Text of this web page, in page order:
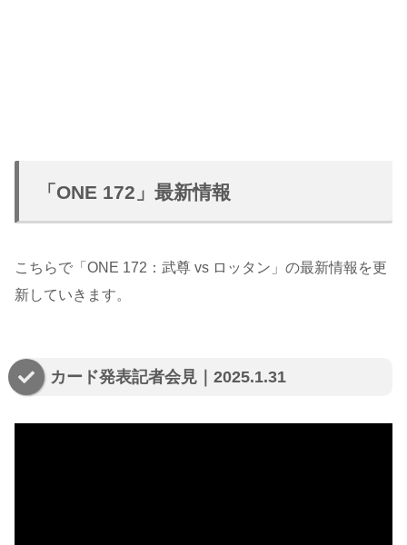
「ONE 172」最新情報
こちらで「ONE 172：武尊 vs ロッタン」の最新情報を更
新していきます。
カード発表記者会見｜2025.1.31